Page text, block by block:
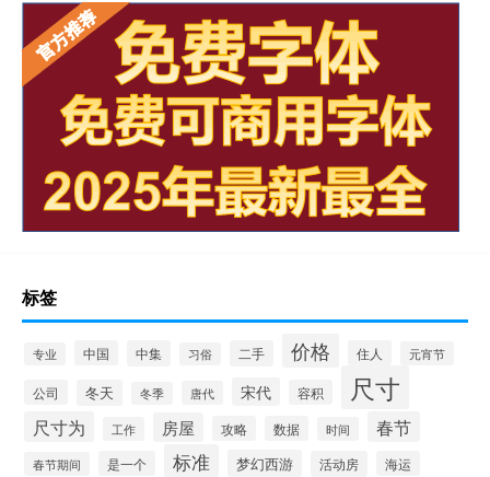
标签
专业 中国 中集 习俗 二手 价格 住人 元宵节
公司 冬天 冬季 唐代 宋代 容积 尺寸
尺寸为 工作 房屋 攻略 数据 时间 春节
春节期间 是一个 标准 梦幻西游 活动房 海运